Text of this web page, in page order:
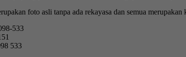
foto asli tanpa ada rekayasa dan semua
533
533